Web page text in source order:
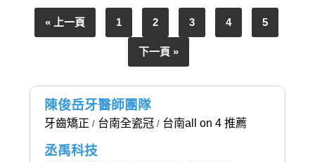
« 上一頁 1 2 3 4 5
下一頁 »
陳俊岳牙醫師團隊
牙齒矯正 / 台南全瓷冠/ 台南all on 4 推薦
丞禹科技